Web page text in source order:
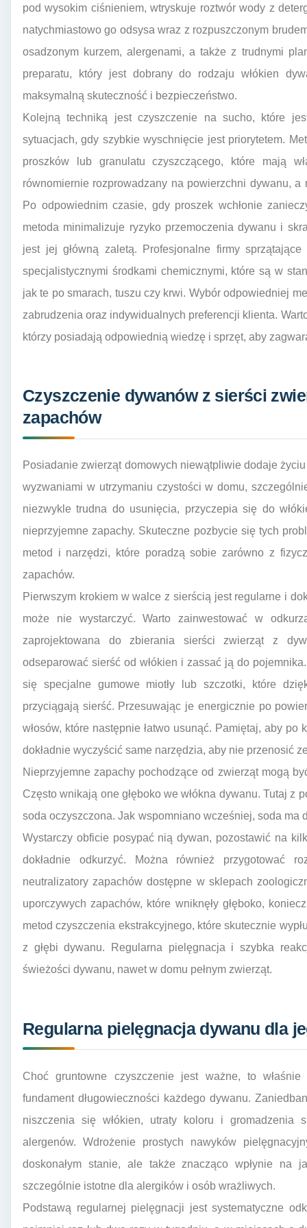
pod wysokim ciśnieniem, wtryskuje roztwór wody z
natychmiastowo go odsysa wraz z rozpuszczonym
osadzonym kurzem, alergenami, a także z trudnymi
preparatu, który jest dobrany do rodzaju włókien
maksymalną skuteczność i bezpieczeństwo.
Kolejną techniką jest czyszczenie na sucho, które
sytuacjach, gdy szybkie wyschnięcie jest priorytetem.
proszków lub granulatu czyszczącego, które mają
równomiernie rozprowadzany na powierzchni dywanu,
Po odpowiednim czasie, gdy proszek wchłonie
metoda minimalizuje ryzyko przemoczenia dywanu i
jest jej główną zaletą. Profesjonalne firmy
specjalistycznymi środkami chemicznymi, które są w
jak te po smarach, tuszu czy krwi. Wybór odpowiedniej
zabrudzenia oraz indywidualnych preferencji klienta.
którzy posiadają odpowiednią wiedzę i sprzęt, aby
Czyszczenie dywanów z sierści
zapachów
Posiadanie zwierząt domowych niewątpliwie dodaje
wyzwaniami w utrzymaniu czystości w domu,
niezwykle trudna do usunięcia, przyczepia się do
nieprzyjemne zapachy. Skuteczne pozbycie się tych
metod i narzędzi, które poradzą sobie zarówno z
zapachów.
Pierwszym krokiem w walce z sierścią jest regularne i
może nie wystarczyć. Warto zainwestować w
zaprojektowana do zbierania sierści zwierząt z
odseparować sierść od włókien i zassać ją do
się specjalne gumowe miotły lub szczotki, które
przyciągają sierść. Przesuwając je energicznie po
włosów, które następnie łatwo usunąć. Pamiętaj, aby
dokładnie wyczyścić same narzędzia, aby nie przenosić
Nieprzyjemne zapachy pochodzące od zwierząt mogą
Często wnikają one głęboko we włókna dywanu. Tutaj z
soda oczyszczona. Jak wspomniano wcześniej, soda ma
Wystarczy obficie posypać nią dywan, pozostawić na
dokładnie odkurzyć. Można również przygotować
neutralizatory zapachów dostępne w sklepach
uporczywych zapachów, które wniknęły głęboko,
metod czyszczenia ekstrakcyjnego, które skutecznie
z głębi dywanu. Regularna pielęgnacja i szybka
świeżości dywanu, nawet w domu pełnym zwierząt.
Regularna pielęgnacja dywanu dla
Choć gruntowne czyszczenie jest ważne, to
fundament długowieczności każdego dywanu.
niszczenia się włókien, utraty koloru i gromadzenia
alergenów. Wdrożenie prostych nawyków
doskonałym stanie, ale także znacząco wpłynie na
szczególnie istotne dla alergików i osób wrażliwych.
Podstawą regularnej pielęgnacji jest systematyczne